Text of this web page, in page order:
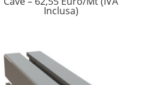
Inclusa)